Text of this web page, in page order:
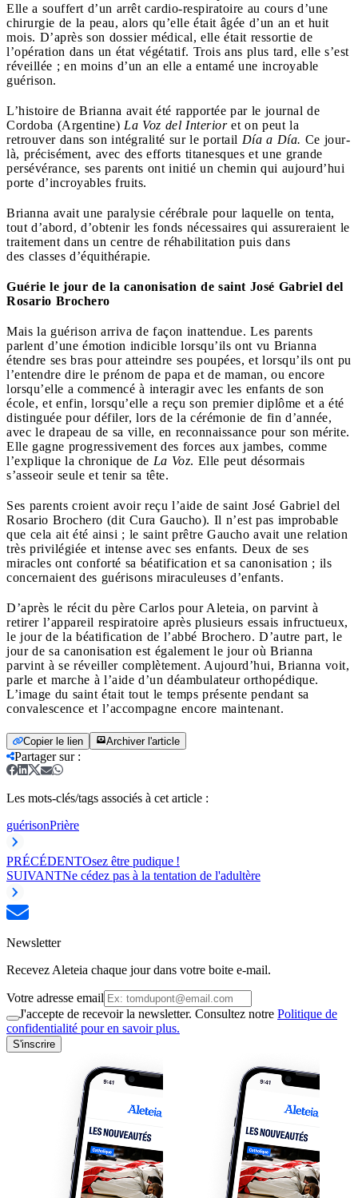
Elle a souffert d’un arrêt cardio-respiratoire au cours d’une
chirurgie de la peau, alors qu’elle était âgée d’un an et huit
mois. D’après son dossier médical, elle était ressortie de
l’opération dans un état végétatif. Trois ans plus tard, elle s’est
réveillée ; en moins d’un an elle a entamé une incroyable
guérison.
L’histoire de Brianna avait été rapportée par le journal de
Cordoba (Argentine) La Voz del Interioret on peut la
retrouver dans son intégralité sur le portail Día a Día. Ce jour-
là, précisément, avec des efforts titanesques et une grande
persévérance, ses parents ont initié un chemin qui aujourd’hui
porte d’incroyables fruits.
Brianna avait une paralysie cérébrale pour laquelle on tenta,
tout d’abord, d’obtenir les fonds nécessaires qui assureraient le
traitement dans un centre de réhabilitation puis dans
des classes d’équithérapie.
Guérie le jour de la canonisation de saint José Gabriel del
Rosario Brochero
Mais la guérison arriva de façon inattendue. Les parents
parlent d’une émotion indicible lorsqu’ils ont vu Brianna
étendre ses bras pour atteindre ses poupées, et lorsqu’ils ont pu
l’entendre dire le prénom de papa et de maman, ou encore
lorsqu’elle a commencé à interagir avec les enfants de son
école, et enfin, lorsqu’elle a reçu son premier diplôme et a été
distinguée pour défiler, lors de la cérémonie de fin d’année,
avec le drapeau de sa ville, en reconnaissance pour son mérite.
Elle gagne progressivement des forces aux jambes, comme
l’explique la chronique de La Voz. Elle peut désormais
s’asseoir seule et tenir sa tête.
Ses parents croient avoir reçu l’aide de saint José Gabriel del
Rosario Brochero (dit Cura Gaucho). Il n’est pas improbable
que cela ait été ainsi ; le saint prêtre Gaucho avait une relation
très privilégiée et intense avec ses enfants. Deux de ses
miracles ont conforté sa béatification et sa canonisation ; ils
concernaient des guérisons miraculeuses d’enfants.
D’après le récit du père Carlos pour Aleteia, on parvint à
retirer l’appareil respiratoire après plusieurs essais infructueux,
le jour de la béatification de l’abbé Brochero. D’autre part, le
jour de sa canonisation est également le jour où Brianna
parvint à se réveiller complètement. Aujourd’hui, Brianna voit,
parle et marche à l’aide d’un déambulateur orthopédique.
L’image du saint était tout le temps présente pendant sa
convalescence et l’accompagne encore maintenant.
Copier le lien Archiver l'article
Partager sur:
Les mots-clés/tags associés à cet article :
guérisonPrière
PRÉCÉDENTOsez être pudique !
SUIVANTNe cédez pas à la tentation de l'adultère
Newsletter
Recevez Aleteia chaque jour dans votre boite e-mail.
Votre adresse email
J'accepte de recevoir la newsletter. Consultez notre Politique de
confidentialité pour en savoir plus.
S'inscrire